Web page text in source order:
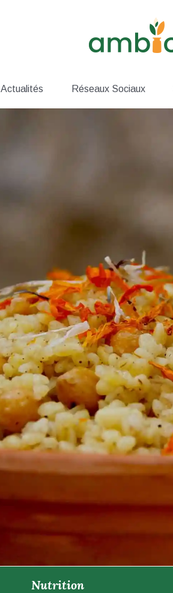
Actualités Réseaux Sociaux
Nutrition